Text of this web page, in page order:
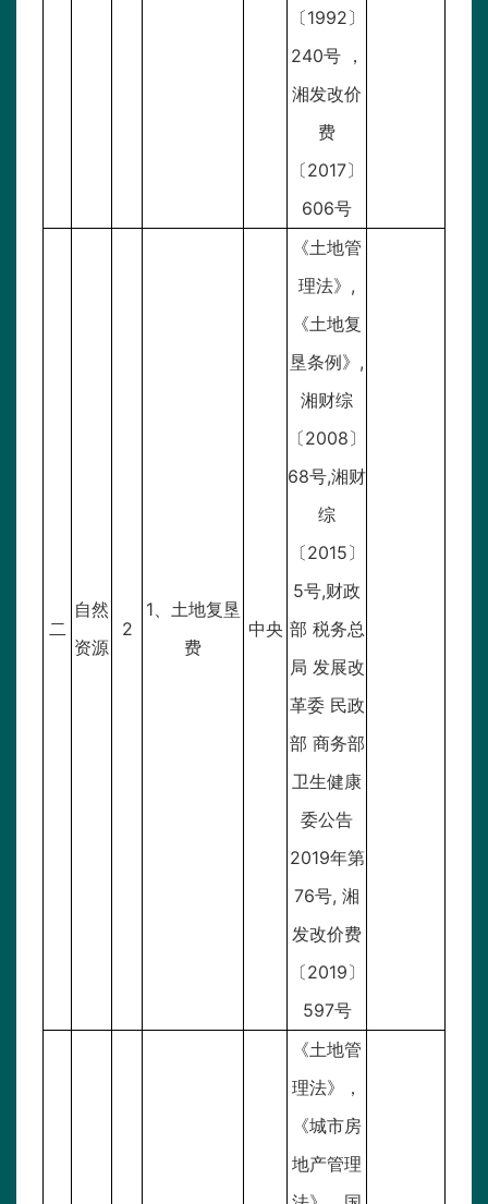
〔1992〕
240号 ，
湘发改价
费
〔2017〕
606号
二
自然
资源
2
1、土地复垦
费
中央
《土地管
理法》,
《土地复
垦条例》,
湘财综
〔2008〕
68号,湘财
综
〔2015〕
5号,财政
部 税务总
局 发展改
革委 民政
部 商务部
卫生健康
委公告
2019年第
76号, 湘
发改价费
〔2019〕
597号
《土地管
理法》，
《城市房
地产管理